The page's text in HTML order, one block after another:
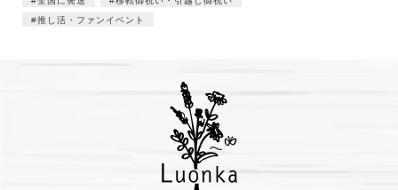
推し活・ファンイベント